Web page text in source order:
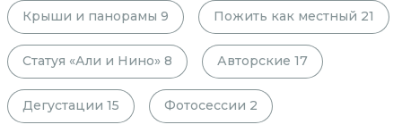
Крыши и панорамы 9 Пожить как местный 21
Статуя «Али и Нино» 8 Авторские 17
Дегустации 15 Фотосессии 2